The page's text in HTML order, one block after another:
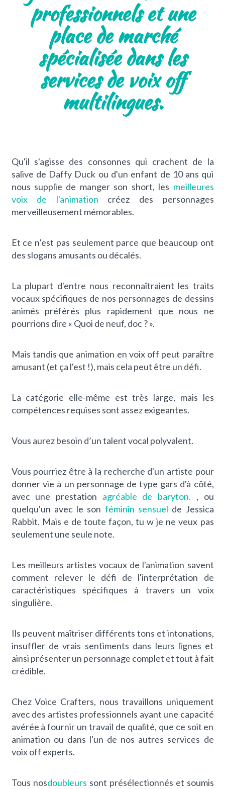
professionnels et une
place de marché
spécialisée dans les
services de voix off
multilingues.
Qu'il s'agisse des consonnes qui crachent de la
salive de Daffy Duck ou d'un enfant de 10 ans qui
nous supplie de manger son short, les meilleures
voix de l'animation créez des personnages
merveilleusement mémorables.
Et ce n’est pas seulement parce que beaucoup ont
des slogans amusants ou décalés.
La plupart d'entre nous reconnaîtraient les traits
vocaux spécifiques de nos personnages de dessins
animés préférés plus rapidement que nous ne
pourrions dire « Quoi de neuf, doc ? ».
Mais tandis que animation en voix off peut paraître
amusant (et ça l'est !), mais cela peut être un défi.
La catégorie elle-même est très large, mais les
compétences requises sont assez exigeantes.
Vous aurez besoin d’un talent vocal polyvalent.
Vous pourriez être à la recherche d'un artiste pour
donner vie à un personnage de type gars d'à côté,
avec une prestation agréable de baryton. , ou
quelqu'un avec le son féminin sensuel de Jessica
Rabbit. Mais e de toute façon, tuw je ne veux pas
seulement une seule note.
Les meilleurs artistes vocaux de l'animation savent
comment relever le défi de l'interprétation de
caractéristiques spécifiques à travers un voix
singulière.
Ils peuvent maîtriser différents tons et intonations,
insuffler de vrais sentiments dans leurs lignes et
ainsi présenter un personnage complet et tout à fait
crédible.
Chez Voice Crafters, nous travaillons uniquement
avec des artistes professionnels ayant une capacité
avérée à fournir un travail de qualité, que ce soit en
animation ou dans l'un de nos autres services de
voix off experts.
Tous nosdoubleurs sont présélectionnés et soumis